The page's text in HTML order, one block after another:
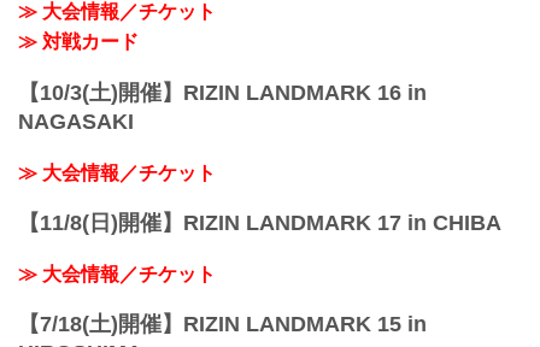
≫ 大会情報／チケット
≫ 対戦カード
【10/3(土)開催】RIZIN LANDMARK 16 in
NAGASAKI
≫ 大会情報／チケット
【11/8(日)開催】RIZIN LANDMARK 17 in CHIBA
≫ 大会情報／チケット
【7/18(土)開催】RIZIN LANDMARK 15 in